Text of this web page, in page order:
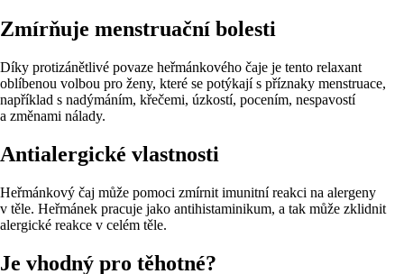
Zmírňuje menstruační bolesti
Díky protizánětlivé povaze heřmánkového čaje je tento relaxant
oblíbenou volbou pro ženy, které se potýkají s příznaky menstruace,
například s nadýmáním, křečemi, úzkostí, pocením, nespavostí
a změnami nálady.
Antialergické vlastnosti
Heřmánkový čaj může pomoci zmírnit imunitní reakci na alergeny
v těle. Heřmánek pracuje jako antihistaminikum, a tak může zklidnit
alergické reakce v celém těle.
Je vhodný pro těhotné?